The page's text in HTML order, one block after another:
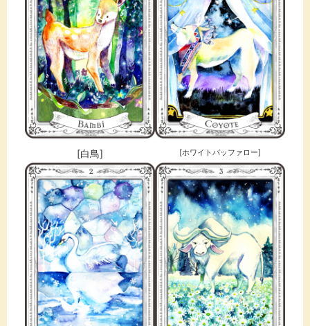
[白鳥] [ホワイトバッファロー]